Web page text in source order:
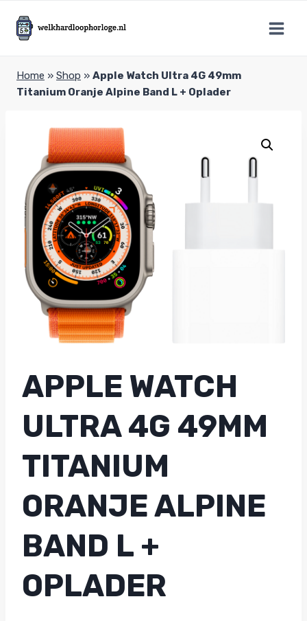
naar
inhoud
Home » Shop » Apple Watch Ultra 4G 49mm
Titanium Oranje Alpine Band L + Oplader
APPLE WATCH
ULTRA 4G 49MM
TITANIUM
ORANJE ALPINE
BAND L +
OPLADER